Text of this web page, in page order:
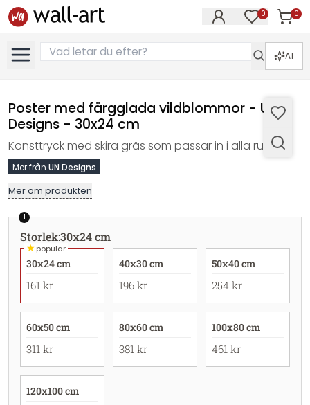
0 0
AI
Poster med färgglada vildblommor - UN
Designs - 30x24 cm
Konsttryck med skira gräs som passar in i alla rum.
Mer från UN Designs
Mer om produkten
1
Storlek:30x24 cm
★populär
30x24 cm
161 kr
40x30 cm
196 kr
50x40 cm
254 kr
60x50 cm
311 kr
80x60 cm
381 kr
100x80 cm
461 kr
120x100 cm